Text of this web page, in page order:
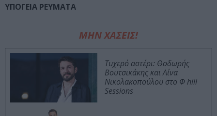
ΥΠΟΓΕΙΑ ΡΕΥΜΑΤΑ
ΜΗΝ ΧΑΣΕΙΣ!
Τυχερό αστέρι: Θοδωρής
Βουτσικάκης και Λίνα
Νικολακοπούλου στο Φ hill
Sessions